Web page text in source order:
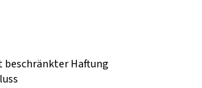
beschränkter Haftung